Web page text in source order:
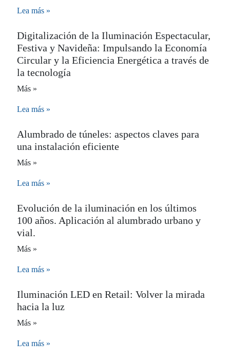
Lea más »
Digitalización de la Iluminación Espectacular,
Festiva y Navideña: Impulsando la Economía
Circular y la Eficiencia Energética a través de
la tecnología
Más »
Lea más »
Alumbrado de túneles: aspectos claves para
una instalación eficiente
Más »
Lea más »
Evolución de la iluminación en los últimos
100 años. Aplicación al alumbrado urbano y
vial.
Más »
Lea más »
Iluminación LED en Retail: Volver la mirada
hacia la luz
Más »
Lea más »